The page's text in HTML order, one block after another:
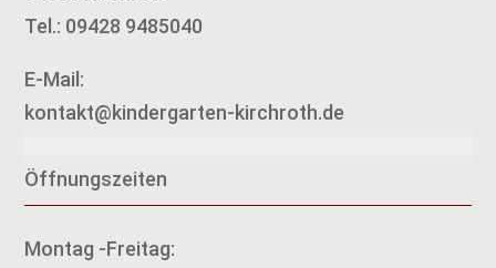
Tel.: 09428 9485040
E-Mail:
kontakt@kindergarten-kirchroth.de
Öffnungszeiten
Montag -Freitag: